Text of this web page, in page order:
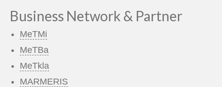
Business Network & Partner
MeTMi
MeTBa
MeTkla
MARMERIS